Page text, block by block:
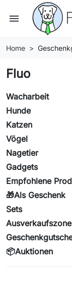
menu
Home
Fluo
Wacharbeit
Hunde
Katzen
Vögel
Nagetier
Gadgets
Empfohlene
🎁Als Geschenk
Sets
Ausverkaufszone
📦Auktionen